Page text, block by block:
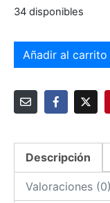
34 disponibles
Añadir al carrito
Descripción
Valoraciones (0)